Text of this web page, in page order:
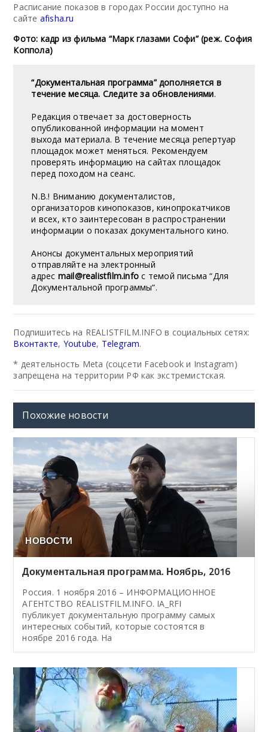
Расписание показов в городах России доступно на
сайте afisha.ru
Фото: кадр из фильма “Марк глазами Софи” (реж. София
Коппола)
“Документальная программа” дополняется в
течение месяца. Следите за обновлениями.
Редакция отвечает за достоверность
опубликованной информации на момент
выхода материала. В течение месяца репертуар
площадок может меняться. Рекомендуем
проверять информацию на сайтах площадок
перед походом на сеанс.
N.B.! Вниманию документалистов,
организаторов кинопоказов, кинопрокатчиков
и всех, кто заинтересован в распространении
информации о показах документального кино.
Анонсы документальных мероприятий
отправляйте на электронный
адрес mail@realistfilm.info с темой письма “Для
Документальной программы“.
Подпишитесь на REALISTFILM.INFO в социальных сетях:
Вконтакте, Youtube, Telegram.
* деятельность Meta (соцсети Facebook и Instagram)
запрещена на территории РФ как экстремистская.
Похожие новости
НОВОСТИ
Документальная программа. Ноябрь, 2016
Россия. 1 ноября 2016 – ИНФОРМАЦИОННОЕ
АГЕНТСТВО REALISTFILM.INFO. IA_RFI
публикует документальную программу самых
интересных событий, которые состоятся в
ноябре 2016 года. На